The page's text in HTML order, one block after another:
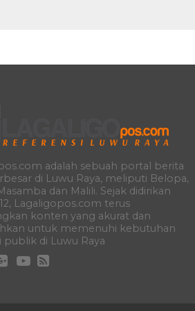
adalah sebuah portal berita
di Luwu Raya, meliputi Belopa,
dan Malili. Sejak didirikan
Lagaligopos.com terus
konten yang akurat dan
untuk memenuhi kebutuhan
publik di Luwu Raya